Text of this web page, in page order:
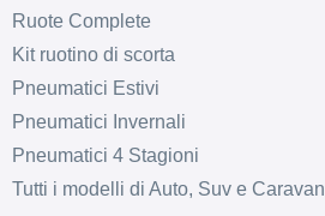
Ruote Complete
Kit ruotino di scorta
Pneumatici Estivi
Pneumatici Invernali
Pneumatici 4 Stagioni
Tutti i modelli di Auto, Suv e Caravan